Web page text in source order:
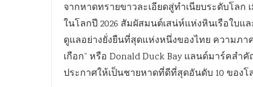
จากหาดทรายขาวละเอียดสู่ทำเนียบระดับโลก
ในโลกปี 2026 สัมผัสมนต์เสน่ห์แห่งหินเรือใบแ
ดูแลอย่างยั่งยืนที่สุดแห่งหนึ่งของไทย ความภา
เกือก” หรือ Donald Duck Bay แลนด์มาร์คส
ประกาศให้เป็นชายหาดที่ดีที่สุดอันดับ 10 ของโ